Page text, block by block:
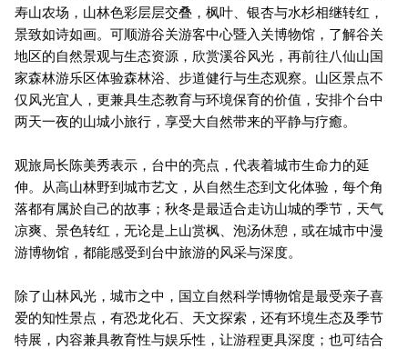
寿山农场，山林色彩层层交叠，枫叶、银杏与水杉相继转红，
景致如诗如画。可顺游谷关游客中心暨入关博物馆，了解谷关
地区的自然景观与生态资源，欣赏溪谷风光，再前往八仙山国
家森林游乐区体验森林浴、步道健行与生态观察。山区景点不
仅风光宜人，更兼具生态教育与环境保育的价值，安排个台中
两天一夜的山城小旅行，享受大自然带来的平静与疗癒。
观旅局长陈美秀表示，台中的亮点，代表着城市生命力的延
伸。从高山林野到城市艺文，从自然生态到文化体验，每个角
落都有属於自己的故事；秋冬是最适合走访山城的季节，天气
凉爽、景色转红，无论是上山赏枫、泡汤休憩，或在城市中漫
游博物馆，都能感受到台中旅游的风采与深度。
除了山林风光，城市之中，国立自然科学博物馆是最受亲子喜
爱的知性景点，有恐龙化石、天文探索，还有环境生态及季节
特展，内容兼具教育性与娱乐性，让游程更具深度；也可结合